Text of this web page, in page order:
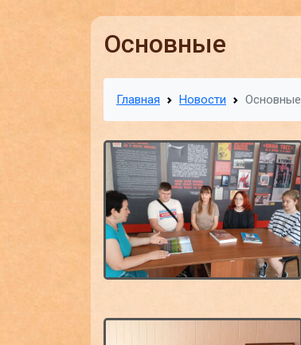
Основные
Главная Новости Основные